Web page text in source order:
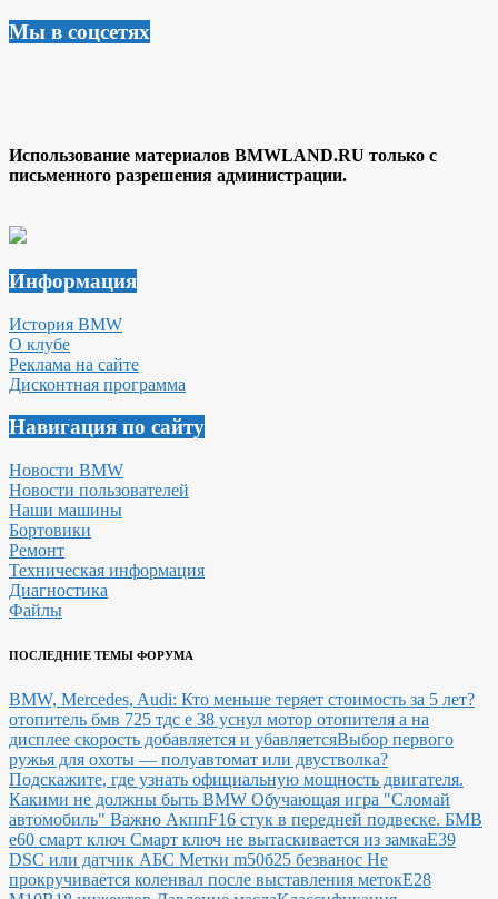
Мы в соцсетях
Использование материалов BMWLAND.RU только с
письменного разрешения администрации.
Информация
История BMW
О клубе
Реклама на сайте
Дисконтная программа
Навигация по сайту
Новости BMW
Новости пользователей
Наши машины
Бортовики
Ремонт
Техническая информация
Диагностика
Файлы
ПОСЛЕДНИЕ ТЕМЫ ФОРУМА
BMW, Mercedes, Audi: Кто меньше теряет стоимость за 5 лет?
отопитель бмв 725 тдс е 38 уснул мотор отопителя а на
дисплее скорость добавляется и убавляетсяВыбор первого
ружья для охоты — полуавтомат или двустволка?
Подскажите, где узнать официальную мощность двигателя.
Какими не должны быть BMW Обучающая игра "Сломай
автомобиль" Важно АкппF16 стук в передней подвеске. БМВ
е60 смарт ключ Смарт ключ не вытаскивается из замкаE39
DSC или датчик АБС Метки m50б25 безванос Не
прокручивается коленвал после выставления метокЕ28